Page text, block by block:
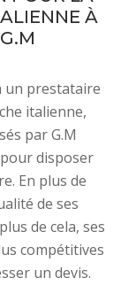
À
un prestataire
italienne,
par G.M
disposer
En plus de
de ses
de cela, ses
compétitives
un devis.